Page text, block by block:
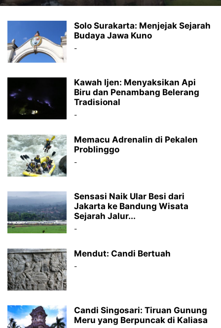
Solo Surakarta: Menjejak Sejarah
Budaya Jawa Kuno
-
Kawah Ijen: Menyaksikan Api
Biru dan Penambang Belerang
Tradisional
-
Memacu Adrenalin di Pekalen
Problinggo
-
Sensasi Naik Ular Besi dari
Jakarta ke Bandung Wisata
Sejarah Jalur...
-
Mendut: Candi Bertuah
-
Candi Singosari: Tiruan Gunung
Meru yang Berpuncak di Kaliasa